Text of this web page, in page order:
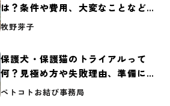
は？条件や費用、大変なことなど紹
介
牧野芽子
保護犬・保護猫のトライアルって
何？見極め方や失敗理由、準備に必
要なものを紹介
ペトコトお結び事務局